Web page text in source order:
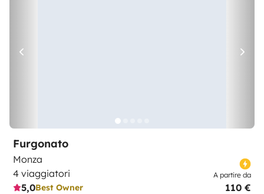
Furgonato
Monza
4 viaggiatori
5,0Best Owner
A partire da
110 €